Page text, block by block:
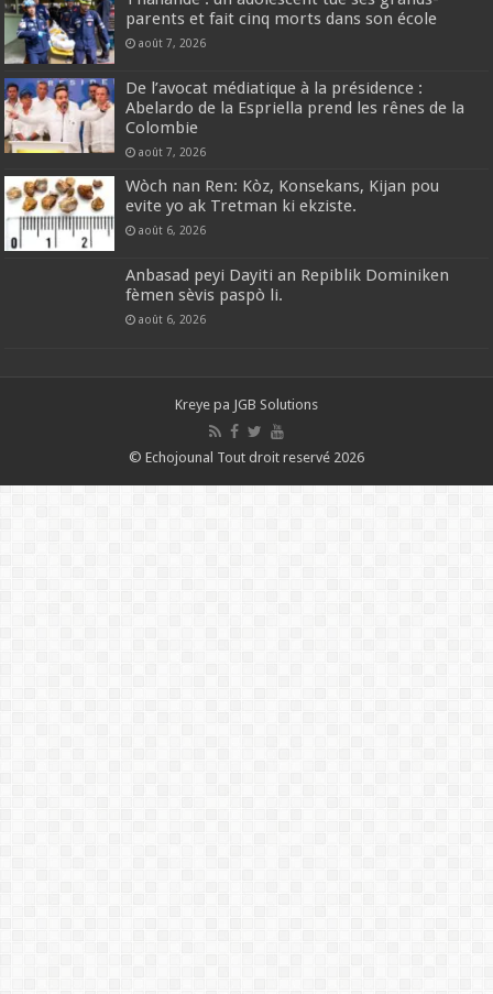
parents et fait cinq morts dans son école
août 7, 2026
De l’avocat médiatique à la présidence :
Abelardo de la Espriella prend les rênes de la
Colombie
août 7, 2026
Wòch nan Ren: Kòz, Konsekans, Kijan pou
evite yo ak Tretman ki ekziste.
août 6, 2026
Anbasad peyi Dayiti an Repiblik Dominiken
fèmen sèvis paspò li.
août 6, 2026
Kreye pa JGB Solutions
© Echojounal Tout droit reservé 2026